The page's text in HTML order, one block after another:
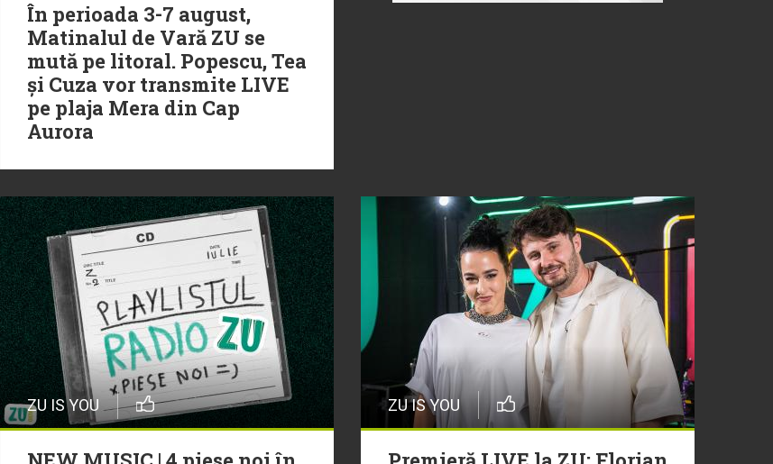
În perioada 3-7 august,
Matinalul de Vară ZU se
mută pe litoral. Popescu, Tea
și Cuza vor transmite LIVE
pe plaja Mera din Cap
Aurora
ZU IS YOU ZU IS YOU